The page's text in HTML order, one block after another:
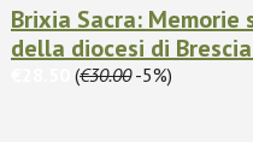
Brixia Sacra: Memorie
della diocesi di
(€30.00-5%)